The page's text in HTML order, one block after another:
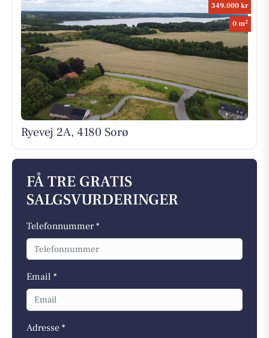
349.000 kr
0 m2
Ryevej 2A, 4180 Sorø
FÅ TRE GRATIS
SALGSVURDERINGER
Telefonnummer *
Email *
Adresse *